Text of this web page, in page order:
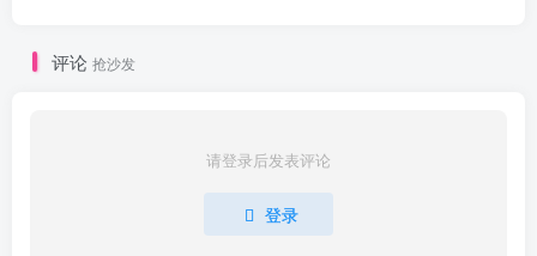
评论 抢沙发
请登录后发表评论
登录